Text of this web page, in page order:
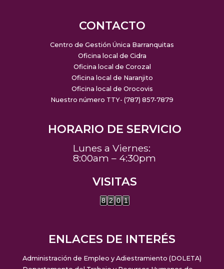
CONTACTO
Centro de Gestión Única Barranquitas
Oficina local de Cidra
Oficina local de Corozal
Oficina local de Naranjito
Oficina local de Orocovis
Nuestro número TTY- (787) 857-7879
HORARIO DE SERVICIO
Lunes a Viernes:
8:00am – 4:30pm
VISITAS
8 2 0 1
ENLACES DE INTERÉS
Administración de Empleo y Adiestramiento (DOLETA)